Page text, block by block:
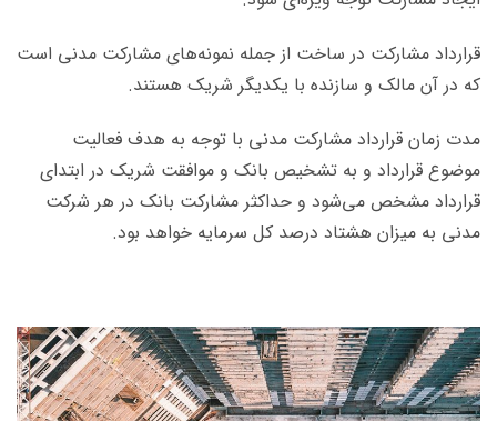
قرارداد مشارکت در ساخت از جمله نمونه‌های مشارکت مدنی است
که در آن مالک و سازنده با یکدیگر شریک هستند.
مدت زمان قرارداد مشارکت مدنی با توجه به هدف فعالیت
موضوع قرارداد و به تشخیص بانک و موافقت شریک در ابتدای
قرارداد مشخص می‌شود و حداکثر مشارکت بانک در هر شرکت
مدنی به میزان هشتاد درصد کل سرمایه خواهد بود.